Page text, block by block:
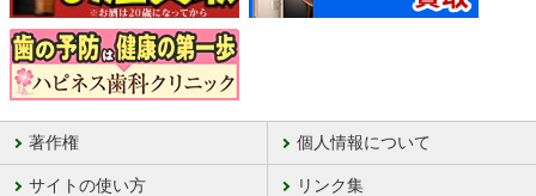
著作権 個人情報について
サイトの使い方 リンク集